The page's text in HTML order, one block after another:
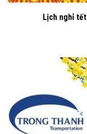
Lịch nghỉ